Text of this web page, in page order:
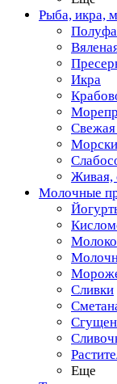
Рыба, икра,
Икра
Живая,
Молочные
Молоко
Сливки
Еще